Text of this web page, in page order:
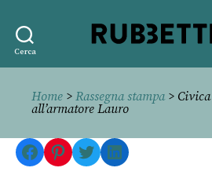
Cerca
Home > Rassegna stampa> Civica
all’armatore Lauro
Facebook
Pinterest
TwitterLinkedIn